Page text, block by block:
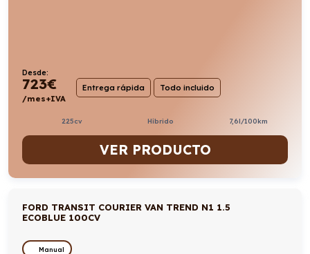
Desde:
723€
/mes+IVA
Entrega rápida Todo incluido
225cv Híbrido 7,6l/100km
VER PRODUCTO
FORD TRANSIT COURIER VAN TREND N1 1.5
ECOBLUE 100CV
Manual